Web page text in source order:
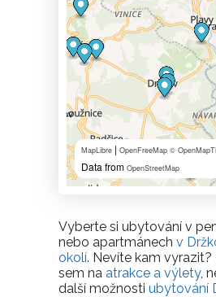
MapLibre | OpenFreeMap ©
Data from OpenStreetMap
Vyberte si ubytování v
nebo apartmánech v
okolí. Nevíte kam vyrazit?
sem na atrakce a výlety,
další možnosti ubytování